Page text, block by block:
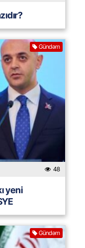
Gündəm
48
yeni
Gündəm